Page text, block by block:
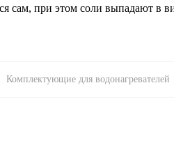
сам, при этом соли выпадают в
Комплектующие для водонагревателей